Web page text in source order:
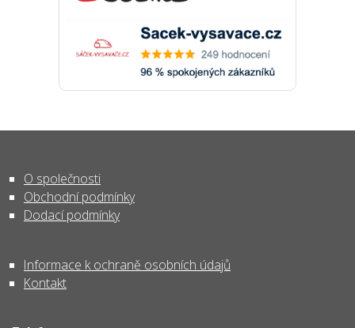
O společnosti
Obchodní podmínky
Dodací podmínky
Informace k ochraně osobních údajů
Kontakt